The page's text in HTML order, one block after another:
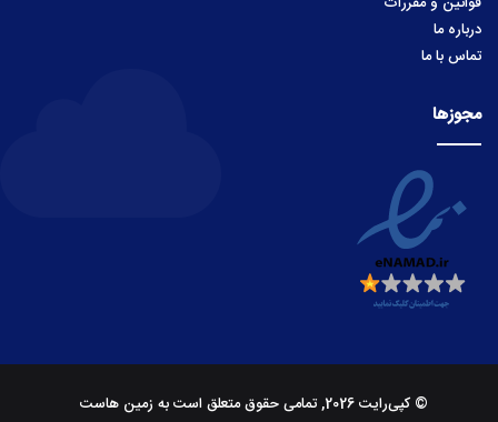
درباره ما
تماس با ما
مجوزها
© کپی‌رایت 2026, تمامی حقوق متعلق است به زمین هاست